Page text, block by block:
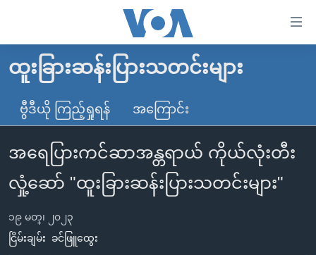
လွယ်ကူ
သည့်
များ
ပင်မ
သို့
ကျော်
မူလစာမျက်နှာ
မြန်မာ
ကမ္ဘာ့သတင်းများ
နိုင်ငံတကာ
အမေရိကန်
အစ္စရေး-ပါလက်စတိုင်း
ဗွီဒီယို
သတင်းလွတ်လပ်ခွင့်
ရပ်ဝန်းတခု လမ်းတခု အလွန်
အင်္ဂလိပ်စာလေ့လာမယ်
ထူးခြားဆန်းပြားသတင်းများ
ဗွီဒီယို ကြည့်ရှုရန် အကြောင်း
အရေပြားကင်ဆာအန္တရာယ် ကိုယ်လုံးတီး
လှုံ့ဆော် "ထူးခြားဆန်းပြားသတင်းများ"
၁၉ မတ္၊ ၂၀၂၃
ငြိမ်းချမ်း
ခင်ဖြူထွေး